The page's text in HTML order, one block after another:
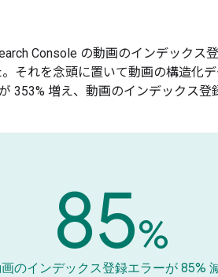
Console の動画のインデックス
それを念頭に置いて動画の構造化
353% 増え、動画のインデックス登
85%
のインデックス登録エラーが 85%